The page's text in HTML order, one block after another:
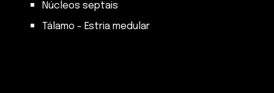
Núcleos septais
Tálamo - Estria medular